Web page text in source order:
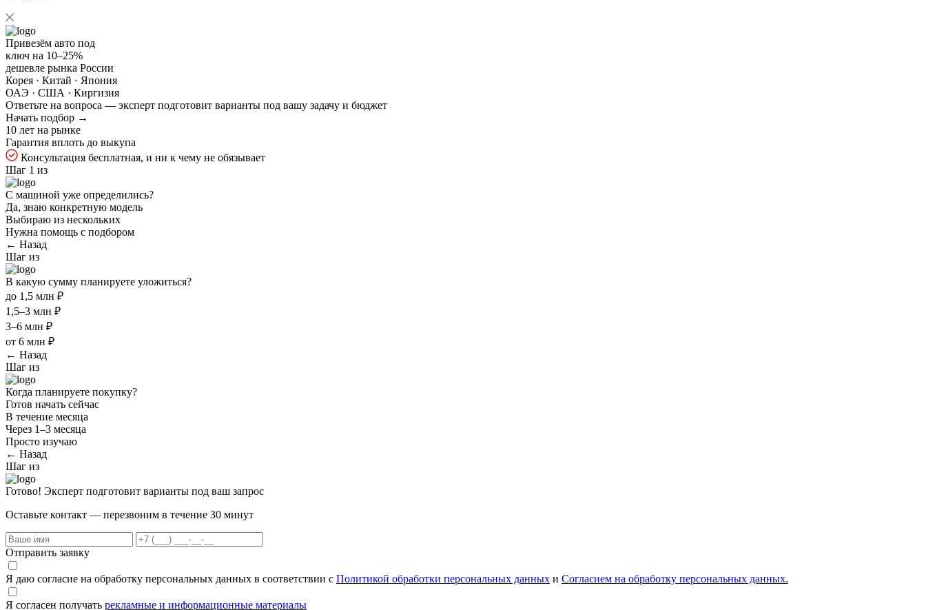
Привезём авто под
ключ на 10–25%
дешевле рынка России
Корея · Китай · Япония
ОАЭ · США · Киргизия
Ответьте на вопроса — эксперт подготовит варианты под вашу задачу и бюджет
Начать подбор →
10 лет на рынке
Гарантия вплоть до выкупа
Консультация бесплатная, и ни к чему не обязывает
Шаг 1 из
С машиной уже определились?
Да, знаю конкретную модель
Выбираю из нескольких
Нужна помощь с подбором
← Назад
Шаг из
В какую сумму планируете уложиться?
до 1,5 млн ₽
1,5–3 млн ₽
3–6 млн ₽
от 6 млн ₽
← Назад
Шаг из
Когда планируете покупку?
Готов начать сейчас
В течение месяца
Через 1–3 месяца
Просто изучаю
← Назад
Шаг из
Готово! Эксперт подготовит варианты под ваш запрос
Оставьте контакт — перезвоним в течение 30 минут
Отправить заявку
Я даю согласие на обработку персональных данных в соответствии с Политикой обработки персональных данных и Согласием на обработку персональных данных.
Я согласен получать рекламные и информационные материалы